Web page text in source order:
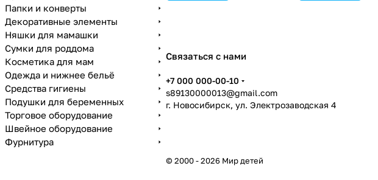
Связаться с нами
+7 000 000-00-10
s89130000013@gmail.com
г. Новосибирск, ул. Электрозаводская 4
© 2000 - 2026 Мир детей
Папки и конверты
Декоративные элементы
Няшки для мамашки
Сумки для роддома
Косметика для мам
Одежда и нижнее бельё
Средства гигиены
Подушки для беременных
Торговое оборудование
Швейное оборудование
Фурнитура